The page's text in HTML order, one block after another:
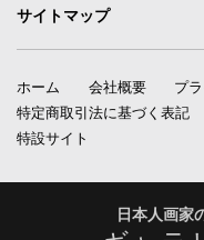
サイトマップ
ホーム 会社概要
プ
特定商取引法に基づく表記
特設サイト
日本人画家